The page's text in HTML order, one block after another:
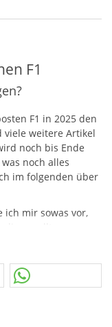
F1
F1 in 2025 den
viele weitere Artikel
noch bis Ende
noch alles
im folgenden über
ich mir sowas vor,
auch ein